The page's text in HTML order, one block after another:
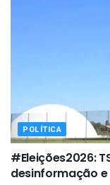
POLÍTICA
#Eleições2026:
desinformação e